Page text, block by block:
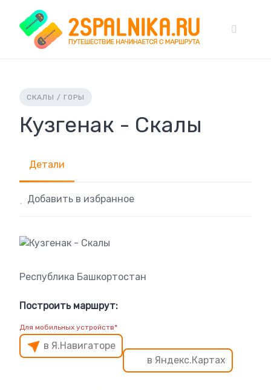
content
СКАЛЫ / ГОРЫ
Кузгенак - Скалы
Детали
Добавить в избранное
Республика Башкортостан
Построить маршрут:
Для мобильных устройств*
в Я.Навигаторе
в Яндекс.Картах